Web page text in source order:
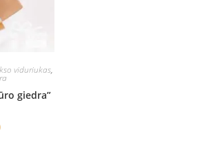
viduriukas,
giedra”